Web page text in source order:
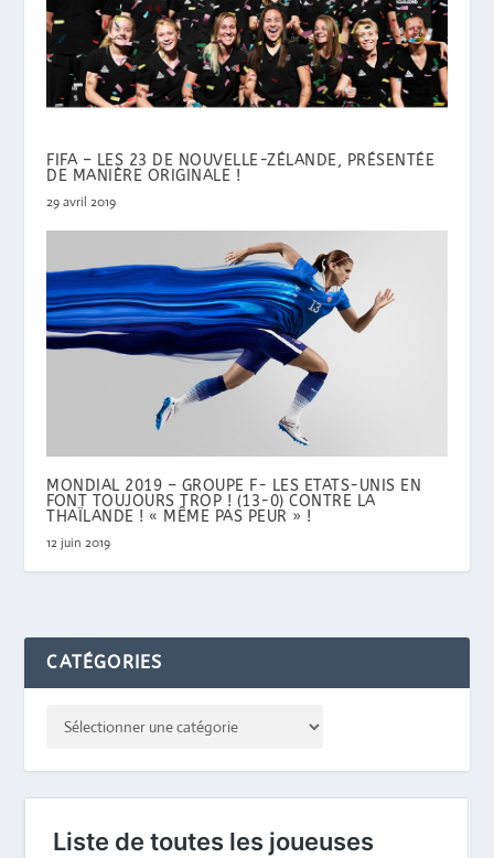
FIFA – LES 23 DE NOUVELLE-ZÉLANDE, PRÉSENTÉE
DE MANIÈRE ORIGINALE !
29 avril 2019
MONDIAL 2019 – GROUPE F- LES ETATS-UNIS EN
FONT TOUJOURS TROP ! (13-0) CONTRE LA
THAÏLANDE ! « MÊME PAS PEUR » !
12 juin 2019
CATÉGORIES